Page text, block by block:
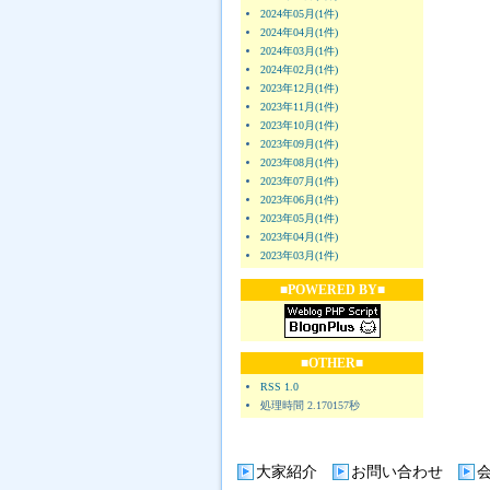
2024年05月(1件)
2024年04月(1件)
2024年03月(1件)
2024年02月(1件)
2023年12月(1件)
2023年11月(1件)
2023年10月(1件)
2023年09月(1件)
2023年08月(1件)
2023年07月(1件)
2023年06月(1件)
2023年05月(1件)
2023年04月(1件)
2023年03月(1件)
■POWERED BY■
■OTHER■
RSS 1.0
処理時間 2.170157秒
大家紹介 お問い合わせ